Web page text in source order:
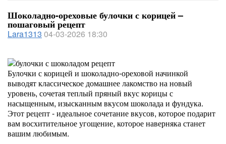
Шоколадно-ореховые булочки с корицей –
пошаговый рецепт
Lara1313 04-03-2026 18:30
Булочки с корицей и шоколадно-ореховой начинкой
выводят классическое домашнее лакомство на новый
уровень, сочетая теплый пряный вкус корицы с
насыщенным, изысканным вкусом шоколада и фундука.
Этот рецепт - идеальное сочетание вкусов, которое подарит
вам восхитительное угощение, которое наверняка станет
вашим любимым.